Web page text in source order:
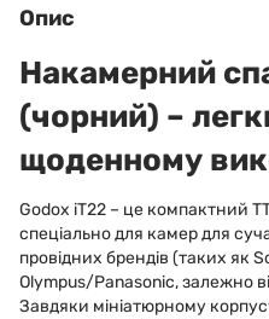
Опис
Накамерний
(чорний) –
щоденному
Godox iT22 – це компактний
спеціально для камер для
провідних брендів (таких як
Olympus/Panasonic, залежно
Завдяки мініатюрному